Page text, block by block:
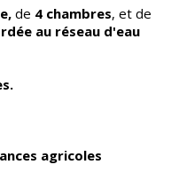
de 4 chambres, et de
au réseau d'eau
agricoles